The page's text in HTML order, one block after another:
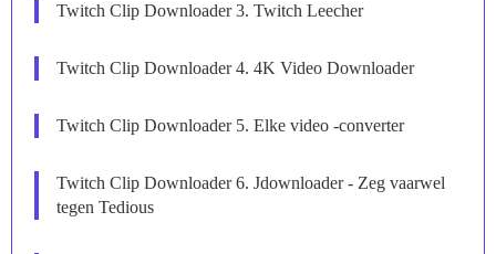
Twitch Clip Downloader 3. Twitch Leecher
Twitch Clip Downloader 4. 4K Video Downloader
Twitch Clip Downloader 5. Elke video -converter
Twitch Clip Downloader 6. Jdownloader - Zeg vaarwel
tegen Tedious